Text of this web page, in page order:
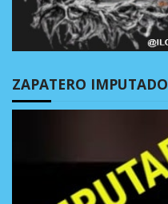
ZAPATERO IMPUTADO